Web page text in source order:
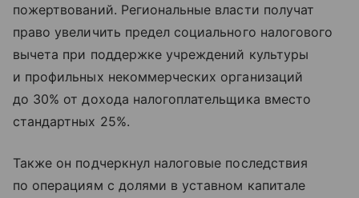
пожертвований. Региональные власти получат
право увеличить предел социального налогового
вычета при поддержке учреждений культуры
и профильных некоммерческих организаций
до 30% от дохода налогоплательщика вместо
стандартных 25%.
Также он подчеркнул налоговые последствия
по операциям с долями в уставном капитале